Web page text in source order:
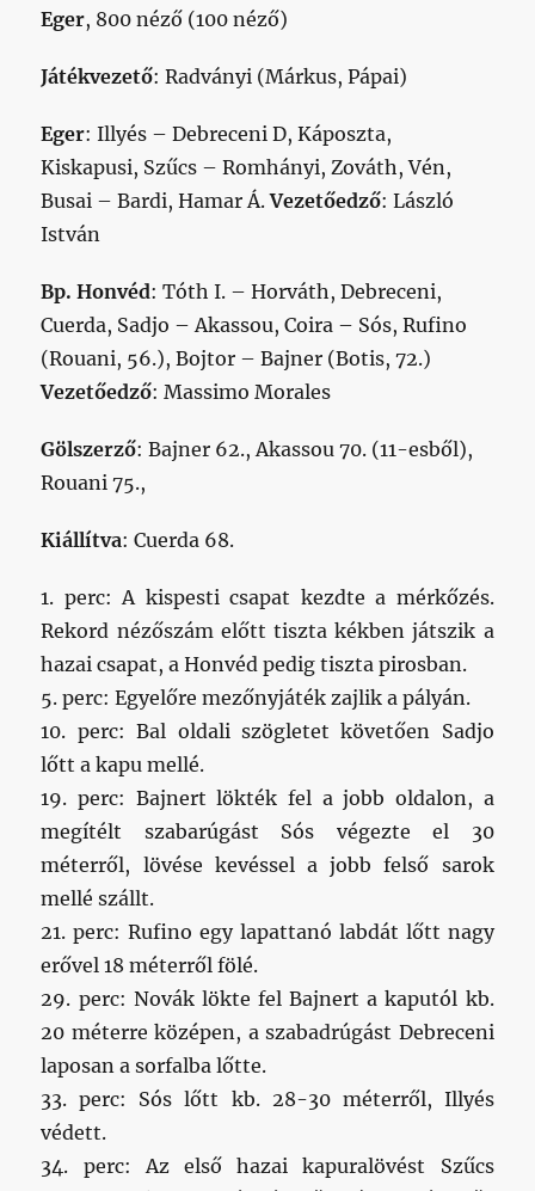
Eger, 800 néző (100 néző)
Játékvezető: Radványi (Márkus, Pápai)
Eger: Illyés – Debreceni D, Káposzta,
Kiskapusi, Szűcs – Romhányi, Zováth, Vén,
Busai – Bardi, Hamar Á.Vezetőedző: László
István
Bp. Honvéd: Tóth I. – Horváth, Debreceni,
Cuerda, Sadjo – Akassou, Coira – Sós, Rufino
(Rouani, 56.), Bojtor – Bajner (Botis, 72.)
Vezetőedző: Massimo Morales
Gölszerző: Bajner 62., Akassou 70. (11-esből),
Rouani 75.,
Kiállítva: Cuerda 68.
1. perc: A kispesti csapat kezdte a mérkőzés.
Rekord nézőszám előtt tiszta kékben játszik a
hazai csapat, a Honvéd pedig tiszta pirosban.
5. perc: Egyelőre mezőnyjáték zajlik a pályán.
10. perc: Bal oldali szögletet követően Sadjo
lőtt a kapu mellé.
19. perc: Bajnert lökték fel a jobb oldalon, a
megítélt szabarúgást Sós végezte el 30
méterről, lövése kevéssel a jobb felső sarok
mellé szállt.
21. perc: Rufino egy lapattanó labdát lőtt nagy
erővel 18 méterről fölé.
29. perc: Novák lökte fel Bajnert a kaputól kb.
20 méterre középen, a szabadrúgást Debreceni
laposan a sorfalba lőtte.
33. perc: Sós lőtt kb. 28-30 méterről, Illyés
védett.
34. perc: Az első hazai kapuralövést Szűcs